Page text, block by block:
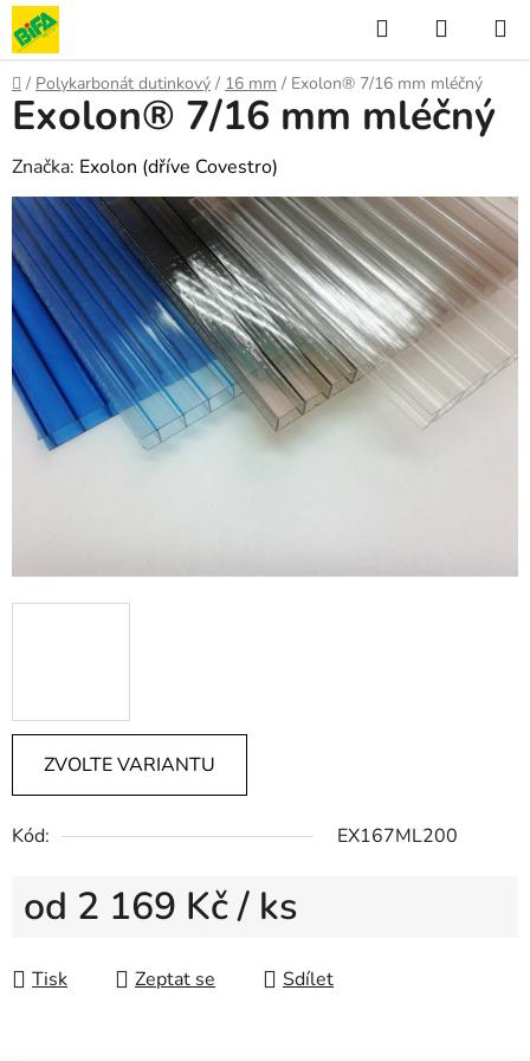
Přejít
na
obsah
Hledat
KOŠÍK
Domů
/ Polykarbonát dutinkový / 16 mm / Exolon® 7/16 mm mléčný
ZVOLTE VARIANTU
Kód: EX167ML200
od 2 169 Kč/ ks
Tisk
Zeptat se Sdílet
Exolon® 7/16 mm mléčný
Značka: Exolon (dříve Covestro)